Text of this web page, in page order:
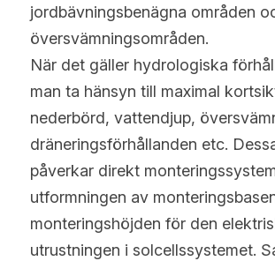
jordbävningsbenägna områden
översvämningsområden.
När det gäller hydrologiska
man ta hänsyn till maximal
nederbörd, vattendjup,
dräneringsförhållanden etc.
påverkar direkt
utformningen av
monteringshöjden för den
utrustningen i solcellssystemet.